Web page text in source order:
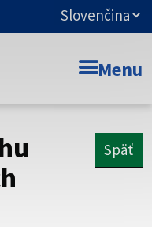
informácie iba
stránka
Menu
Späť